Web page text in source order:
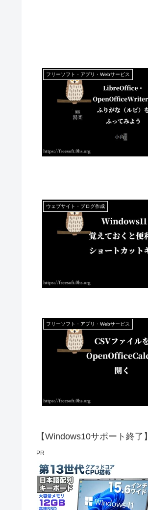
フリーソフト・アプリ・Webサービス
ウェブサイト・ブログ作成
フリーソフト・アプリ・Webサービス
【Windows10サポート終了】
PR